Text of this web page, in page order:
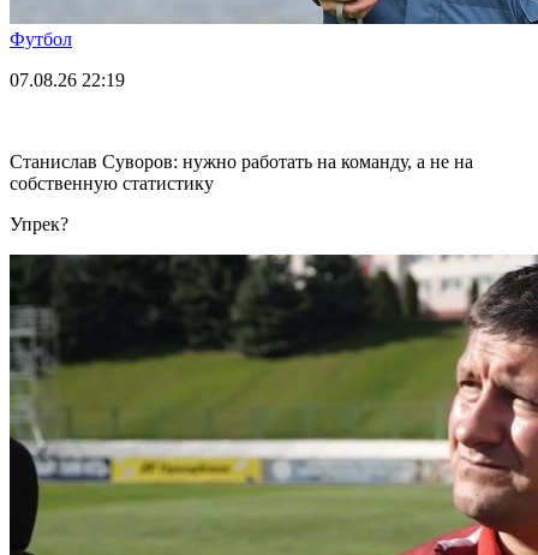
Футбол
07.08.26 22:19
Станислав Суворов: нужно работать на команду, а не на
собственную статистику
Упрек?